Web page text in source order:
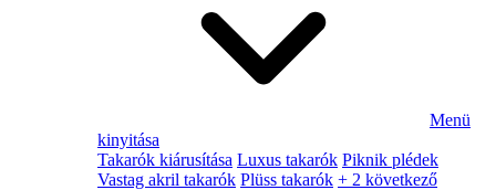
Menü
kinyitása
Takarók kiárusítása Luxus takarók Piknik plédek
Vastag akril takarók Plüss takarók + 2 következő